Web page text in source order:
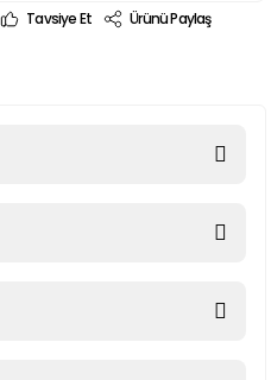
Tavsiye Et
Ürünü Paylaş